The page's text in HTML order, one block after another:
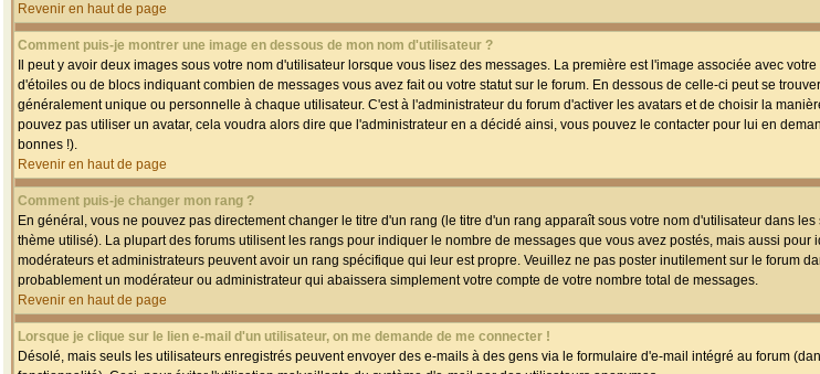
Revenir en haut de page
Comment puis-je montrer une image en dessous de mon nom d'utilisateur ?
Il peut y avoir deux images sous votre nom d'utilisateur lorsque vous lisez des messages. La première est l'image associée avec
d'étoiles ou de blocs indiquant combien de messages vous avez fait ou votre statut sur le forum. En dessous de celle-ci peut se
généralement unique ou personnelle à chaque utilisateur. C'est à l'administrateur du forum d'activer les avatars et de choisir la
pouvez pas utiliser un avatar, cela voudra alors dire que l'administrateur en a décidé ainsi, vous pouvez le contacter pour lui en
bonnes !).
Revenir en haut de page
Comment puis-je changer mon rang ?
En général, vous ne pouvez pas directement changer le titre d'un rang (le titre d'un rang apparaît sous votre nom d'utilisateur dans
thème utilisé). La plupart des forums utilisent les rangs pour indiquer le nombre de messages que vous avez postés, mais aussi pour
modérateurs et administrateurs peuvent avoir un rang spécifique qui leur est propre. Veuillez ne pas poster inutilement sur le forum
probablement un modérateur ou administrateur qui abaissera simplement votre compte de votre nombre total de messages.
Revenir en haut de page
Lorsque je clique sur le lien e-mail d'un utilisateur, on me demande de me connecter !
Désolé, mais seuls les utilisateurs enregistrés peuvent envoyer des e-mails à des gens via le formulaire d'e-mail intégré au forum